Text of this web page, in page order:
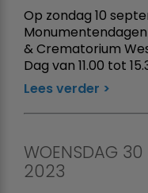
Op zondag 10
& Crematorium
Dag van 11.00 tot
Lees verder
WOENSDAG 30
2023